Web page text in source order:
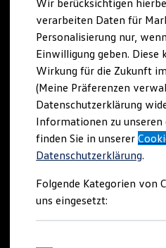
Branchenlösungen &
Umbaulösungen und
Auf- und Umbauten
Groß- und
Großkunden
Kommunen &
Journalisten
Sportvereine
Branchenlösungen
Bau & Handwerk
Gewerbliche
Service &
Kurier, Logistik &
Feuerwehr
Rettungsdienste
ONE Business ID
Fahrzeugsuche & Marktplatz
Wir berücksichtigen
verarbeiten Daten für
Personalisierung nur,
Einwilligung geben. Diese
Wirkung für die Zukunft
(Meine Präferenzen
Datenschutzerklärung
Informationen zu unseren
finden Sie in unserer
Datenschutzerklärung.
Folgende Kategorien von
uns eingesetzt: